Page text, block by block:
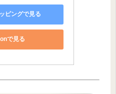
ピングで見る
で見る